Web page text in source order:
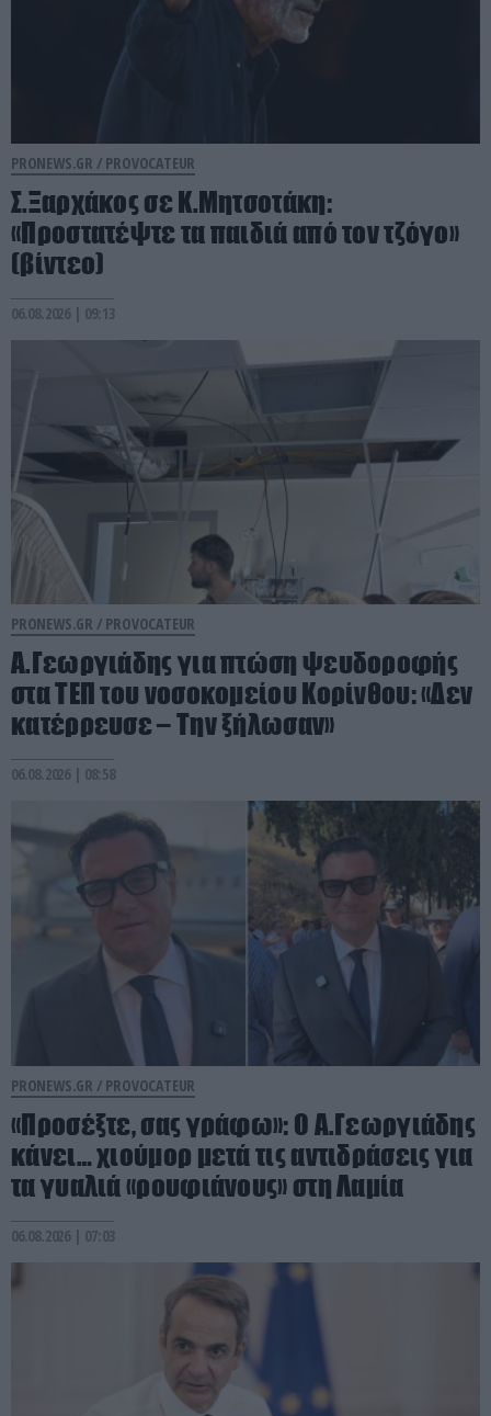
PRONEWS.GR / PROVOCATEUR
Σ.Ξαρχάκος σε Κ.Μητσοτάκη:
«Προστατέψτε τα παιδιά από τον τζόγο»
(βίντεο)
06.08.2026 | 09:13
PRONEWS.GR / PROVOCATEUR
Α.Γεωργιάδης για πτώση ψευδοροφής
στα ΤΕΠ του νοσοκομείου Κορίνθου: «Δεν
κατέρρευσε – Την ξήλωσαν»
06.08.2026 | 08:58
PRONEWS.GR / PROVOCATEUR
«Προσέξτε, σας γράφω»: Ο Α.Γεωργιάδης
κάνει… χιούμορ μετά τις αντιδράσεις για
τα γυαλιά «ρουφιάνους» στη Λαμία
06.08.2026 | 07:03